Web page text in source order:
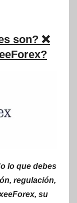
son? ❌
lo que debes
regulación,
su